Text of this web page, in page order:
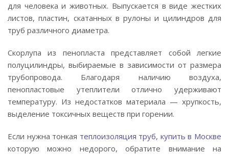
для человека и животных. Выпускается в виде жестких
листов, пластин, скатанных в рулоны и цилиндров для
труб различного диаметра.
Скорлупа из пенопласта представляет собой легкие
полуцилиндры, выбираемые в зависимости от размера
трубопровода. Благодаря наличию воздуха,
пенопластовые утеплители отлично удерживают
температуру. Из недостатков материала — хрупкость,
выделение токсичных веществ при горении.
Если нужна тонкая теплоизоляция труб, купить в Москве
которую можно недорого, обратите внимание на